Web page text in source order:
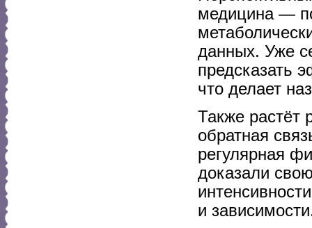
медицина —
данных. Уже
предсказать
что делает
Также растёт
обратная
регулярная
доказали
и